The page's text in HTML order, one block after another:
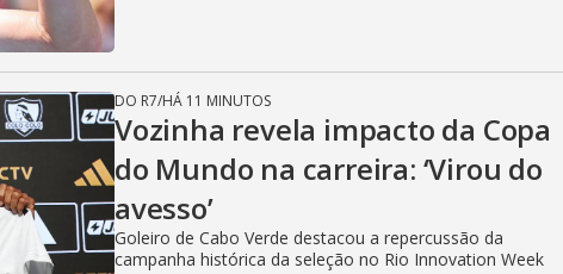
DO R7/HÁ 11 MINUTOS
Vozinha revela impacto da Copa
do Mundo na carreira: ‘Virou do
avesso’
Goleiro de Cabo Verde destacou a repercussão da
campanha histórica da seleção no Rio Innovation Week